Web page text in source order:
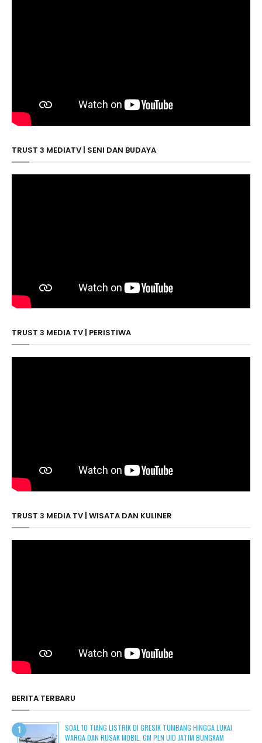
TRUST 3 MEDIATV | SENI DAN BUDAYA
TRUST 3 MEDIA TV | PERISTIWA
TRUST 3 MEDIA TV | WISATA DAN KULINER
BERITA TERBARU
SOAL 10 TIANG LISTRIK DI GRESIK TUMBANG HINGGA LUKAI
WARGA DAN RUSAK MOBIL, GM PLN UID JATIM BUNGKAM